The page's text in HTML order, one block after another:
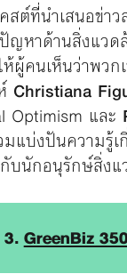
ต์ที่นำเสนอข่า
ญหาด้านสิ่งแวด
ผู้คนเห็นว่าพวก
Christiana
Optimism และ
แบ่งปันความรู้
บนักอนุรักษ์สิ่งแ
3.GreenBiz